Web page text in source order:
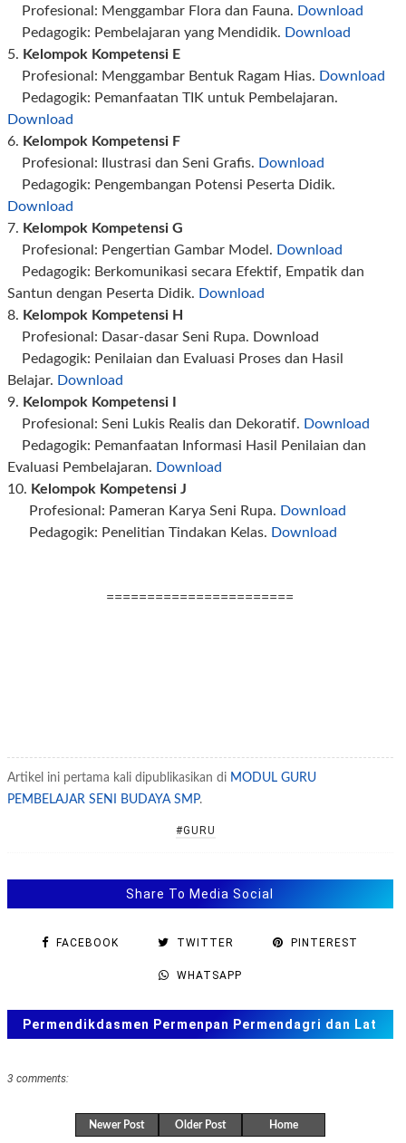
Profesional: Menggambar Flora dan Fauna. Download
Pedagogik: Pembelajaran yang Mendidik. Download
5. Kelompok Kompetensi E
Profesional: Menggambar Bentuk Ragam Hias. Download
Pedagogik: Pemanfaatan TIK untuk Pembelajaran.
Download
6. Kelompok Kompetensi F
Profesional: Ilustrasi dan Seni Grafis. Download
Pedagogik: Pengembangan Potensi Peserta Didik.
Download
7. Kelompok Kompetensi G
Profesional: Pengertian Gambar Model. Download
Pedagogik: Berkomunikasi secara Efektif, Empatik dan
Santun dengan Peserta Didik. Download
8. Kelompok Kompetensi H
Profesional: Dasar-dasar Seni Rupa. Download
Pedagogik: Penilaian dan Evaluasi Proses dan Hasil
Belajar. Download
9. Kelompok Kompetensi I
Profesional: Seni Lukis Realis dan Dekoratif. Download
Pedagogik: Pemanfaatan Informasi Hasil Penilaian dan
Evaluasi Pembelajaran. Download
10. Kelompok Kompetensi J
Profesional: Pameran Karya Seni Rupa. Download
Pedagogik: Penelitian Tindakan Kelas. Download
=======================
Artikel ini pertama kali dipublikasikan di MODUL GURU
PEMBELAJAR SENI BUDAYA SMP.
#GURU
Share To Media Social
FACEBOOK TWITTER PINTEREST
WHATSAPP
Permendikdasmen Permenpan Permendagri dan Lat
3 comments:
Newer Post Older Post Home